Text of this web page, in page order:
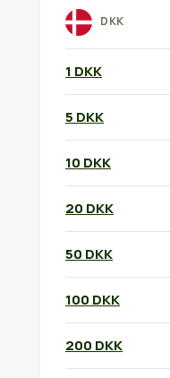
DKK
1 DKK
5 DKK
10 DKK
20 DKK
50 DKK
100 DKK
200 DKK